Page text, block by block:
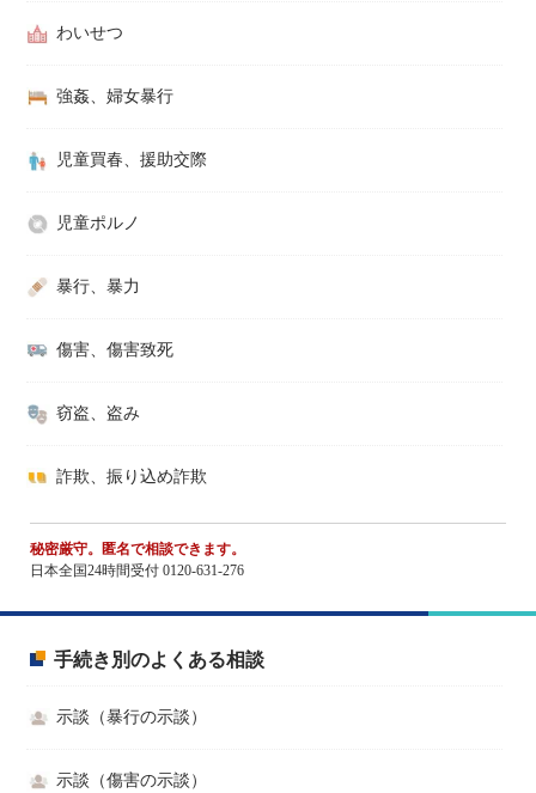
わいせつ
強姦、婦女暴行
児童買春、援助交際
児童ポルノ
暴行、暴力
傷害、傷害致死
窃盗、盗み
詐欺、振り込め詐欺
秘密厳守。匿名で相談できます。
日本全国24時間受付 0120-631-276
手続き別のよくある相談
示談（暴行の示談）
示談（傷害の示談）